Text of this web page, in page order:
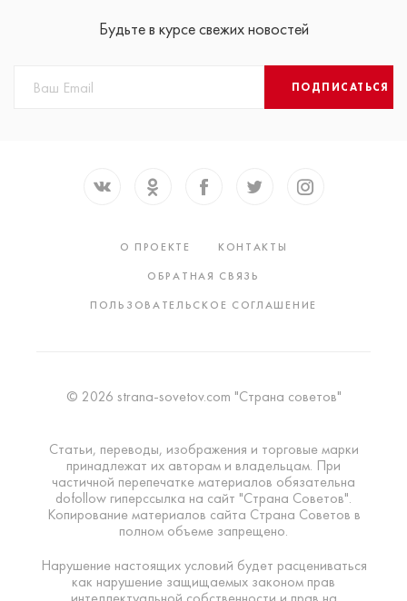
Будьте в курсе свежих новостей
ПОДПИСАТЬСЯ
О ПРОЕКТЕ
КОНТАКТЫ
ОБРАТНАЯ СВЯЗЬ
ПОЛЬЗОВАТЕЛЬСКОЕ СОГЛАШЕНИЕ
© 2026 strana-sovetov.com "Страна советов"
Статьи, переводы, изображения и торговые марки
принадлежат их авторам и владельцам. При
частичной перепечатке материалов обязательна
dofollow гиперссылка на сайт "Страна Советов".
Копирование материалов сайта Страна Советов в
полном объеме запрещено.
Нарушение настоящих условий будет расцениваться
как нарушение защищаемых законом прав